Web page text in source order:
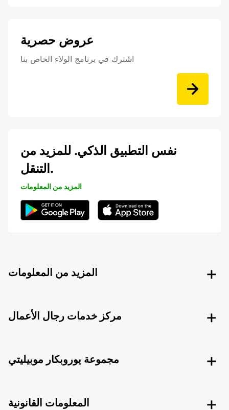
عروض حصرية
اشترك في برنامج الولاء الخاص بنا
نفس التطبيق الذكي. للمزيد من
التنقل.
المزيد من المعلومات
المزيد من المعلومات
مركز خدمات رجال الأعمال
مجموعة يوروبكار موبيليتي
المعلومات القانونية